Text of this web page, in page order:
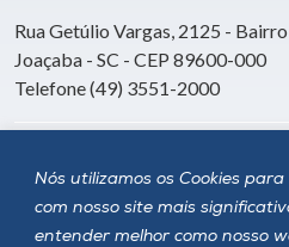
Nós utilizamos os Cookies
com nosso site mais
entender melhor como nosso
Rua Getúlio Vargas, 2125 -
Joaçaba - SC - CEP 89600-000
Telefone (49) 3551-2000
Siga a Unoesc